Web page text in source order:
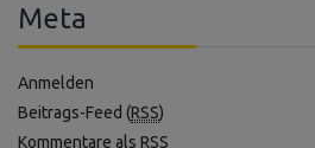
Meta
Anmelden
Beitrags-Feed (RSS)
Kommentare als RSS